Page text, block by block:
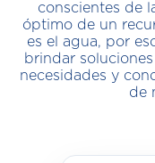
conscientes de
óptimo de un
es el agua, por
brindar
necesidades y
de